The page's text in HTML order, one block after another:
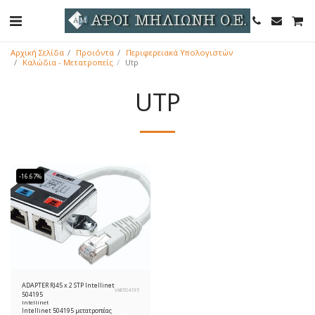
Αρχική Σελίδα Προιόντα
Περιφερειακά Υπολογιστών
Καλώδια - Μετατροπείς
Utp
UTP
-16.67%
ADAPTER RJ45 x 2 STP Intellinet
504195
VAR504195
Intellinet
Intellinet 504195 μετατροπέας